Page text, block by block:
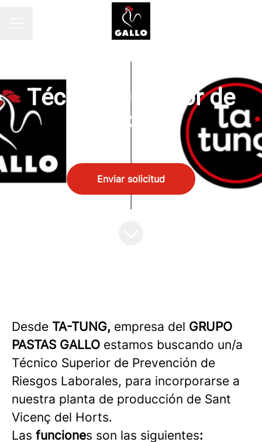
Técnico Superior de
PRL
Enviar solicitud
Desde TA-TUNG, empresa del GRUPO
PASTAS GALLO estamos buscando un/a
Técnico Superior de Prevención de
Riesgos Laborales, para incorporarse a
nuestra planta de producción de Sant
Vicenç del Horts.
Las funciones son las siguientes: